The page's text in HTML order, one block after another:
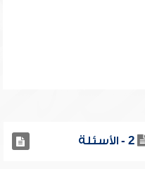
2 - الأسئلة